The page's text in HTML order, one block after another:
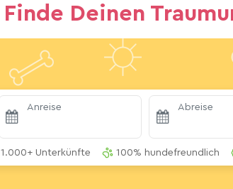
Finde Deinen
Anreise Abreise
1.000+ Unterkünfte 100% hundefreundlich